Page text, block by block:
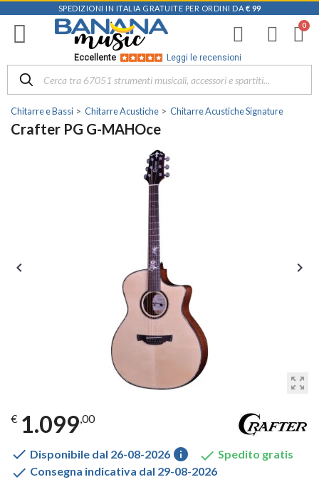
SPEDIZIONI IN ITALIA GRATUITE PER ORDINI DA € 99
Eccellente Leggi le recensioni
Chitarre e Bassi Chitarre Acustiche Chitarre Acustiche Signature
Crafter PG G-MAHOce
zoom_out_map
 
€ 1.099,00
 Disponibile dal 26-08-2026 info  Spedito gratis
 Consegna indicativa dal 29-08-2026